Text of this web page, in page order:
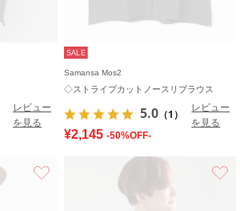
レビュー
を見る
SALE
Samansa Mos2
◇ストライプカットノースリブラウス
5.0 （1）
レビュー
を見る
¥2,145 -50%OFF-